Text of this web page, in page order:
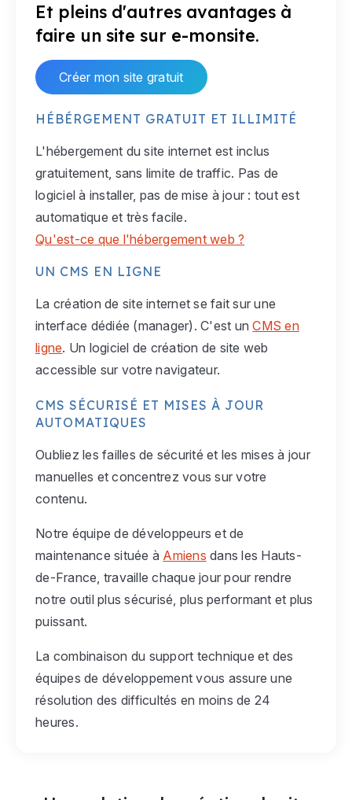
Et pleins d'autres avantages à
faire un site sur e-monsite.
Créer mon site gratuit
HÉBÉRGEMENT GRATUIT ET ILLIMITÉ
L'hébergement du site internet est inclus
gratuitement, sans limite de traffic. Pas de
logiciel à installer, pas de mise à jour : tout est
automatique et très facile.
Qu'est-ce que l'hébergement web ?
UN CMS EN LIGNE
La création de site internet se fait sur une
interface dédiée (manager). C'est unCMS en
ligne. Un logiciel de création de site web
accessible sur votre navigateur.
CMS SÉCURISÉ ET MISES À JOUR
AUTOMATIQUES
Oubliez les failles de sécurité et les mises à jour
manuelles et concentrez vous sur votre
contenu.
Notre équipe de développeurs et de
maintenance située à Amiens dans les Hauts-
de-France, travaille chaque jour pour rendre
notre outil plus sécurisé, plus performant et plus
puissant.
La combinaison du support technique et des
équipes de développement vous assure une
résolution des difficultés en moins de 24
heures.